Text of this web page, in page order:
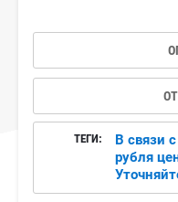
ТЕГИ:
В связи
рубля